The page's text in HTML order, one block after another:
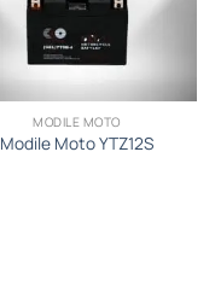
MODILE MOTO
Modile Moto YTZ12S